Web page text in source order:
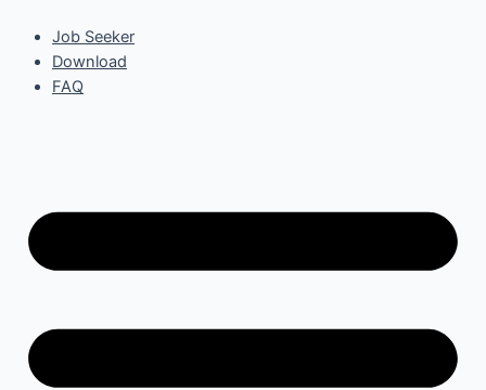
content
Job Seeker
Download
FAQ